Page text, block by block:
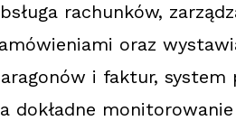
rachunków,
oraz
i faktur, system
dokładne monitorowanie